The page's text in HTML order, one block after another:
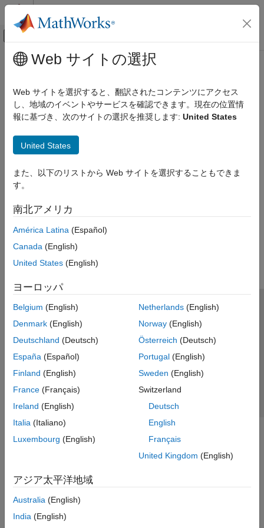
コンテンツへスキップ
オフキャンバス ナビゲーション メ
ドキュメンテーションのホーム
メインコンテンツ
Web サイトの選択
Web サイトを選択すると、翻訳されたコンテンツにアクセス
し、地域のイベントやサービスを確認できます。現在の位置情
報に基づき、次のサイトの選択を推奨します: United States
United States
また、以下のリストから Web サイトを選択することもできま
す。
南北アメリカ
América Latina (Español)
Canada (English)
United States (English)
ヨーロッパ
Belgium (English)
Denmark (English)
Deutschland (Deutsch)
España (Español)
Finland (English)
France (Français)
Ireland (English)
Italia (Italiano)
Luxembourg (English)
Netherlands(English)
Norway(English)
Österreich (Deutsch)
Portugal(English)
Sweden (English)
Switzerland
Deutsch
English
Français
United Kingdom (English)
アジア太平洋地域
Australia (English)
India (English)
トラストセンター
プライバシー ポリシー
違法コピー防止
アプリケーション ステータス
© 1994-2026 The MathWorks, Inc.